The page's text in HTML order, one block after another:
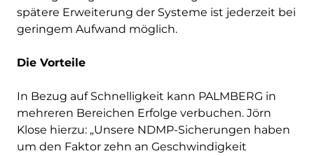
spätere Erweiterung der Systeme ist jederzeit bei
geringem Aufwand möglich.
Die Vorteile
In Bezug auf Schnelligkeit kann PALMBERG in
mehreren Bereichen Erfolge verbuchen. Jörn
Klose hierzu: „Unsere NDMP-Sicherungen haben
um den Faktor zehn an Geschwindigkeit